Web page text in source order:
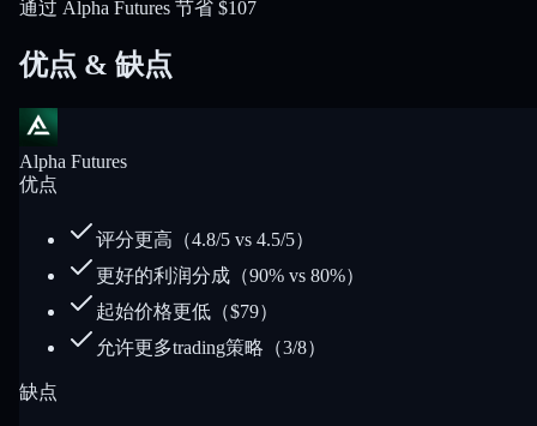
通过 Alpha Futures 节省 $107
优点 & 缺点
Alpha Futures
优点
评分更高（4.8/5 vs 4.5/5）
更好的利润分成（90% vs 80%）
起始价格更低（$79）
允许更多trading策略（3/8）
缺点